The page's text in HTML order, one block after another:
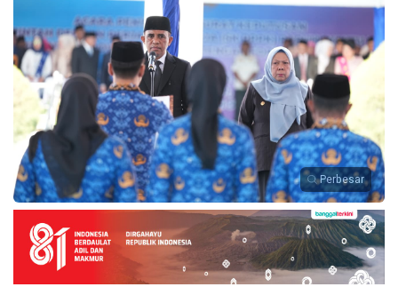
Perbesar